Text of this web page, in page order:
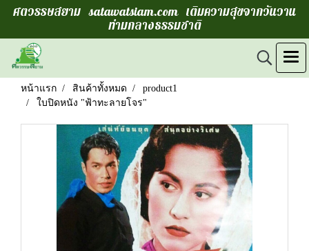
ศตวรรษสยาม satawatsiam.com เติมความสุขจากวันวาน
ท่ามกลางธรรมชาติ
หน้าแรก สินค้าทั้งหมด
product1
ใบปิดหนัง "ฟ้าทะลายโจร"